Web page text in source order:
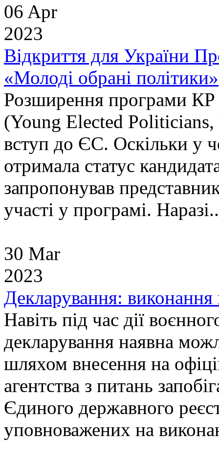
06 Apr
2023
Відкриття для України
«Молоді обрані політики»
Розширення програми КР
(Young Elected Politicians,
вступ до ЄС. Оскільки у
отримала статус
запропонував
участі у програмі.
30 Mar
2023
Декларування:
Навіть під час дії
декларування наявна
шляхом внесення на
агентства з питань
Єдиного державного
уповноважених на